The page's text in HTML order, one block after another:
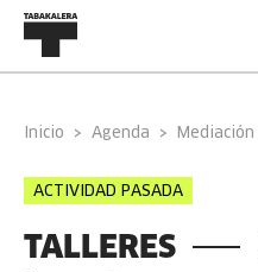
Inicio Agenda Mediación
ACTIVIDAD PASADA
TALLERES